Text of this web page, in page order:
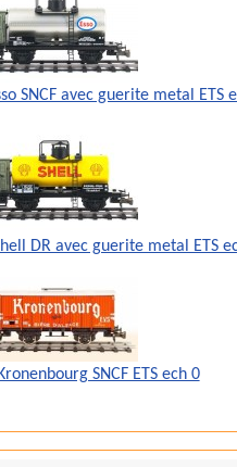
SNCF avec guerite metal ETS
DR avec guerite metal ETS
SNCF ETS ech 0